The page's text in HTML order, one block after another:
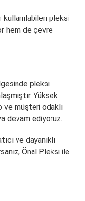
kullanılabilen pleksi
hem de çevre
pleksi
Yüksek
ve müşteri odaklı
devam ediyoruz.
ve dayanıklı
Önal Pleksi ile